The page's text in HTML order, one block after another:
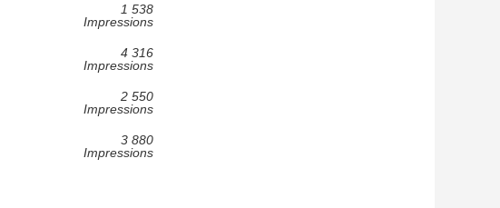
1 538
Impressions
4 316
Impressions
2 550
Impressions
3 880
Impressions